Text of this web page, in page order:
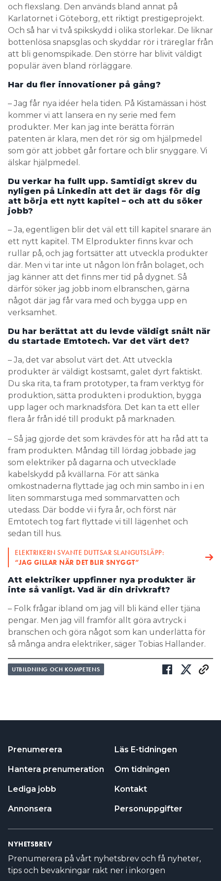
och flexslang. Den används bland annat på
Karlatornet i Göteborg, ett riktigt prestigeprojekt.
Och så har vi två spikskydd i olika storlekar. De liknar
bottenlösa snapsglas och skyddar rör i träreglar från
att bli genomspikade. Den större har blivit väldigt
populär även bland rörläggare.
Har du fler innovationer på gång?
– Jag får nya idéer hela tiden. På Kistamässan i höst
kommer vi att lansera en ny serie med fem
produkter. Mer kan jag inte berätta förrän
patenten är klara, men det rör sig om hjälpmedel
som gör att jobbet går fortare och blir snyggare. Vi
älskar hjälpmedel.
Du verkar ha fullt upp. Samtidigt skrev du
nyligen på Linkedin att det är dags för dig
att börja ett nytt kapitel – och att du söker
jobb?
– Ja, egentligen blir det väl ett till kapitel snarare än
ett nytt kapitel. TM Elprodukter finns kvar och
rullar på, och jag fortsätter att utveckla produkter
där. Men vi tar inte ut någon lön från bolaget, och
jag känner att det finns mer tid på dygnet. Så
därför söker jag jobb inom elbranschen, gärna
något där jag får vara med och bygga upp en
verksamhet.
Du har berättat att du levde väldigt snålt när
du startade Emtotech. Var det värt det?
– Ja, det var absolut värt det. Att utveckla
produkter är väldigt kostsamt, galet dyrt faktiskt.
Du ska rita, ta fram prototyper, ta fram verktyg för
produktion, sätta produkten i produktion, bygga
upp lager och marknadsföra. Det kan ta ett eller
flera år från idé till produkt på marknaden.
– Så jag gjorde det som krävdes för att ha råd att ta
fram produkten. Måndag till lördag jobbade jag
som elektriker på dagarna och utvecklade
kabelskydd på kvällarna. För att sänka
omkostnaderna flyttade jag och min sambo in i en
liten sommarstuga med sommarvatten och
utedass. Där bodde vi i fyra år, och först när
Emtotech tog fart flyttade vi till lägenhet och
sedan till hus.
ELEKTRIKERN SVANTE DUTTSAR SLANGUTSLÄPP:
“JAG GILLAR NÄR DET BLIR SNYGGT”
Att elektriker uppfinner nya produkter är
inte så vanligt. Vad är din drivkraft?
– Folk frågar ibland om jag vill bli känd eller tjäna
pengar. Men jag vill framför allt göra avtryck i
branschen och göra något som kan underlätta för
så många andra elektriker, säger Tobias Hallander.
UTBILDNING OCH KOMPETENS
Prenumerera
Hantera prenumeration
Lediga jobb
Annonsera
Läs E-tidningen
Om tidningen
Kontakt
Personuppgifter
NYHETSBREV
Prenumerera på vårt nyhetsbrev och få nyheter,
tips och bevakningar rakt ner i inkorgen